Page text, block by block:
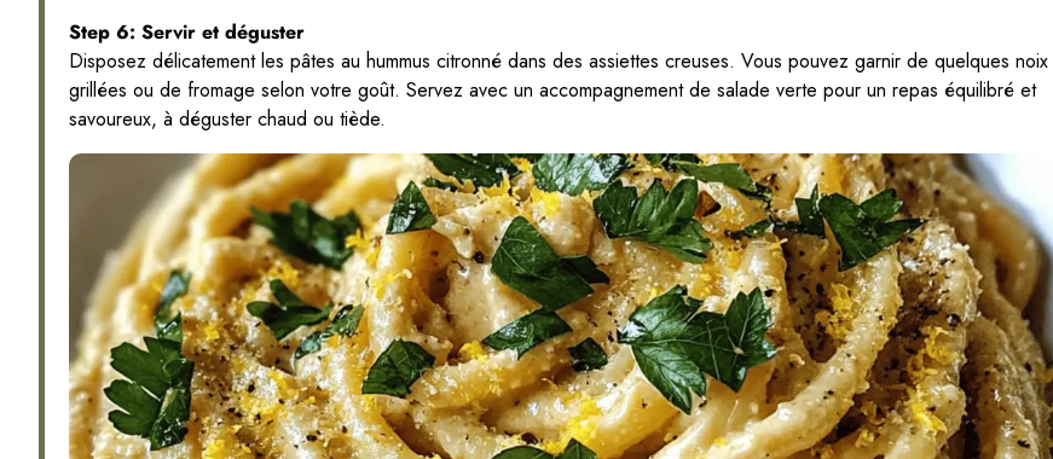
Step 6: Servir et déguster
Disposez délicatement les pâtes au hummus citronné dans des assiettes creuses. Vous pouvez garnir de quelques noix
grillées ou de fromage selon votre goût. Servez avec un accompagnement de salade verte pour un repas équilibré et
savoureux, à déguster chaud ou tiède.